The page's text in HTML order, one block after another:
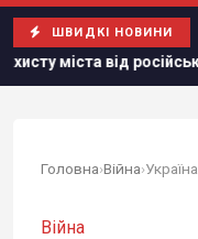
ШВИДКІ НОВИНИ
десанту
Головна›Війна›
Війна